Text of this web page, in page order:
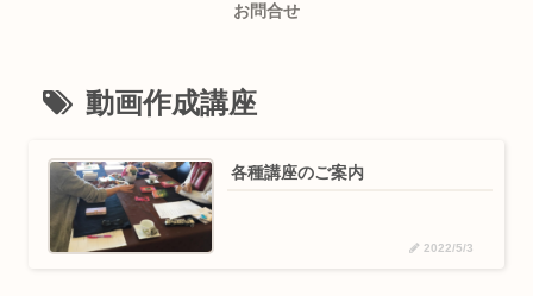
お問合せ
動画作成講座
各種講座のご案内
2022/5/3